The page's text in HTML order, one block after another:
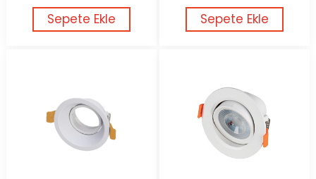
Sepete Ekle Sepete Ekle